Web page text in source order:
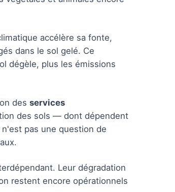
accélère sa fonte,
dans le sol gelé. Ce
dégèle, plus les émissions
des services
des sols — dont dépendent
pas une question de
Leur dégradation
restent encore opérationnels